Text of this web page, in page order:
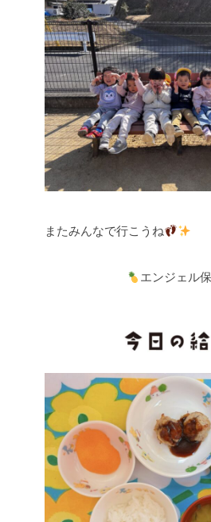
またみんなで行こうね
エンジェル